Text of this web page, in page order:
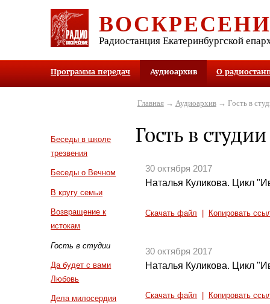
Радиостанция Екатеринбургской
Программа передач Аудиоархив О
Беседы в школе
трезвения
Беседы о Вечном
В кругу семьи
Возвращение к
истокам
Гость в студии
Да будет с вами
Любовь
Дела милосердия
Главная→ Аудиоархив→ Гость в
Гость в студии
30 октября 2017
Наталья Куликова. Цикл
Скачать файл Копировать
30 октября 2017
Наталья Куликова. Цикл
Скачать файл Копировать